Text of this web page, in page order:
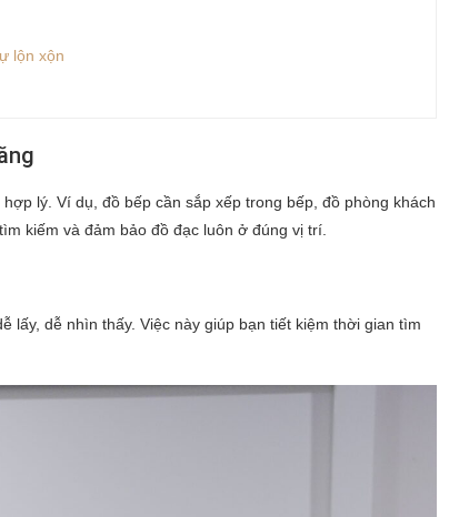
lộn xộn
lý. Ví dụ, đồ bếp cần sắp xếp trong bếp, đồ phòng khách
kiếm và đảm bảo đồ đạc luôn ở đúng vị trí.
lấy, dễ nhìn thấy. Việc này giúp bạn tiết kiệm thời gian tìm